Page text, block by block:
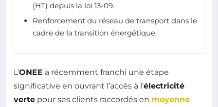
(HT) depuis la loi 13-09.
Renforcement du réseau de transport dans le
cadre de la transition énergétique.
L’ONEE a récemment franchi une étape
significative en ouvrant l’accès à l’électricité
verte pour ses clients raccordés en moyenne